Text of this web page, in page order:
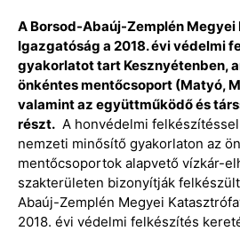
A Borsod-Abaúj-Zemplén
Igazgatóság a 2018. évi védelmi
gyakorlatot tart Kesznyétenben,
önkéntes mentőcsoport (Matyó,
valamint az együttműködő és
részt. A honvédelmi
nemzeti minősítő gyakorlaton az
mentőcsoportok alapvető vízkár-
szakterületen bizonyítják
Abaúj-Zemplén Megyei
2018. évi védelmi felkészítés